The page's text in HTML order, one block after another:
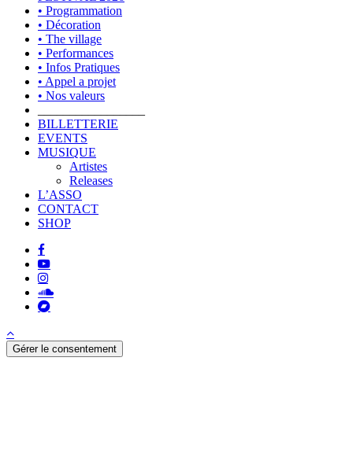
Menu
• Programmation
• Décoration
• The village
• Performances
• Infos Pratiques
• Appel a projet
• Nos valeurs
BILLETTERIE
EVENTS
MUSIQUE
Artistes
Releases
L’ASSO
CONTACT
SHOP
facebook
youtube
instagram
soundcloud
bandcamp
Gérer le consentement